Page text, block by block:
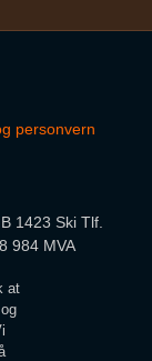
personvern
1423 Ski Tlf.
984 MVA
at